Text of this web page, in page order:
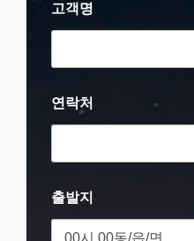
고객명
연락처
출발지